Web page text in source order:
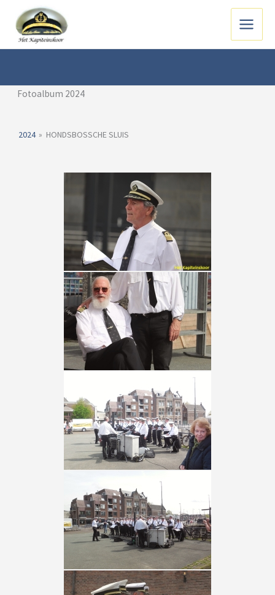
naar
inhoud
Main
Fotoalbum 2024
2024 » HONDSBOSSCHE SLUIS